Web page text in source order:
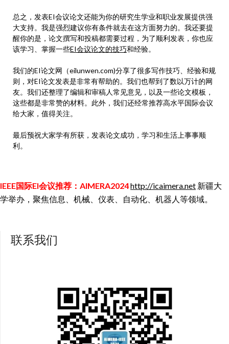
总之，发表EI会议论文还能为你的研究生学业和职业发展提供强
大支持。我是强烈建议你有条件就去在这方面努力的。我还要提
醒你的是，论文撰写和投稿都需要过程，为了顺利发表，你也应
该学习、掌握一些EI会议论文的技巧和经验。
我们的EI论文网（eilunwen.com)分享了很多写作技巧、经验和规
则，对EI论文发表是非常有帮助的。我们也帮到了数以万计的网
友。我们还整理了编辑和审稿人常见意见，以及一些论文模板，
这些都是非常赞的材料。此外，我们还经常推荐高水平国际会议
给大家，值得关注。
最后预祝大家学有所获，发表论文成功，学习和生活上事事顺
利。
IEEE国际EI会议推荐：AIMERA2024http://icaimera.net 新疆大
学举办，聚焦信息、机械、仪表、自动化、机器人等领域。
联系我们